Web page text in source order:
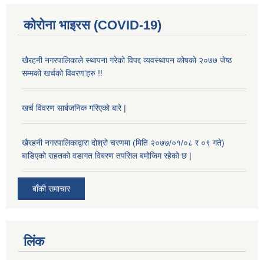
कोरोना भाइरस (COVID-19)
खैरहनी नगरपालिकाले स्थापना गरेको विपद्द व्यवस्थापन कोषको २०७७ जेष्ठ
सम्मको खर्चको विवरण'हरु !!
खर्च विवरण सार्बजनिक गरिएको बारे |
खैरहनी नगरपालिकाद्वारा दोश्रो चरणमा (मिति २०७७/०१/०८ र ०९ गते)
बाडिएको राहतको वडागत विबरण तपसिल बमोजिम रहेको छ |
बाँकी समाचार
लिंक